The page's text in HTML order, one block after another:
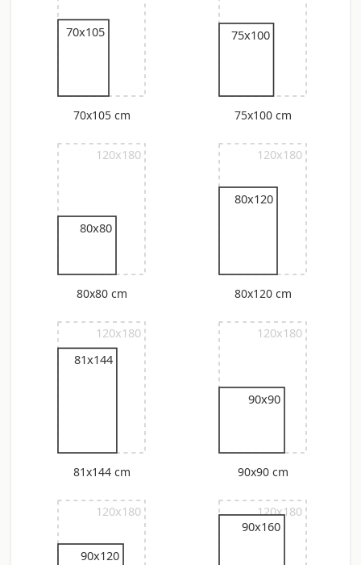
70x105
70x105 cm
75x100
75x100 cm
120x180
80x80
80x80 cm
120x180
80x120
80x120 cm
120x180
81x144
81x144 cm
120x180
90x90
90x90 cm
120x180
90x120
120x180
90x160